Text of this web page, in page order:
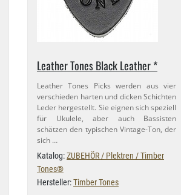
Leather Tones Black Leather *
Leather Tones Picks werden aus vier
verschieden harten und dicken Schichten
Leder hergestellt. Sie eignen sich speziell
für Ukulele, aber auch Bassisten
schätzen den typischen Vintage-​Ton, der
sich …
Katalog:ZUBEHÖR / Plektren / Timber
Tones®
Hersteller:Timber Tones